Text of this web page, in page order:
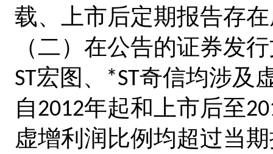
载、上市后定期报告存
（二）在公告的证券发
ST宏图、 *ST奇信均涉及
自2012年起和上市后至
虚增利润比例均超过当